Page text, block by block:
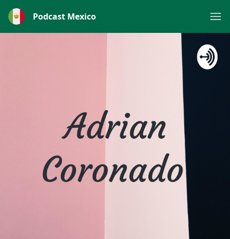
Podcast Mexico